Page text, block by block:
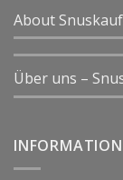
About
Über uns –
INFORMATION